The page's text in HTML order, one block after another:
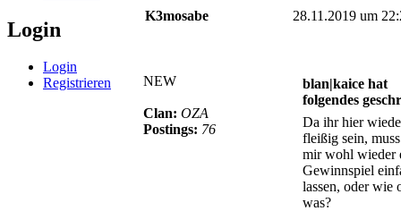
Login
Login
Registrieren
K3mosabe 28.11.2019 um
NEW
Clan: OZA
Postings: 76
blan|kaice hat
folgendes
Da ihr hier
fleißig sein,
mir wohl wieder
Gewinnspiel
lassen, oder wie
was?